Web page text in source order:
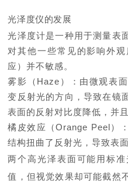
光泽度仪的发展
光泽度计是一种用于测量表
对其他一些常见的影响外
应）并不敏感。
雾影（Haze）：由微观表
变反射光的方向，导致在镜
表面的反射对比度降低，并
橘皮效应（Orange Peel）
结构扭曲了反射光，导致表
两个高光泽表面可能用标
值，但视觉效果却可能截然